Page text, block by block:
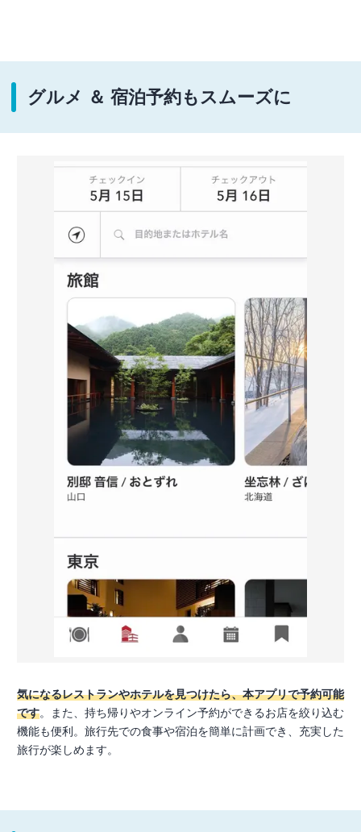
グルメ ＆ 宿泊予約もスムーズに
気になるレストランやホテルを見つけたら、本アプリで予約可能
です。また、持ち帰りやオンライン予約ができるお店を絞り込む
機能も便利。旅行先での食事や宿泊を簡単に計画でき、充実した
旅行が楽しめます。